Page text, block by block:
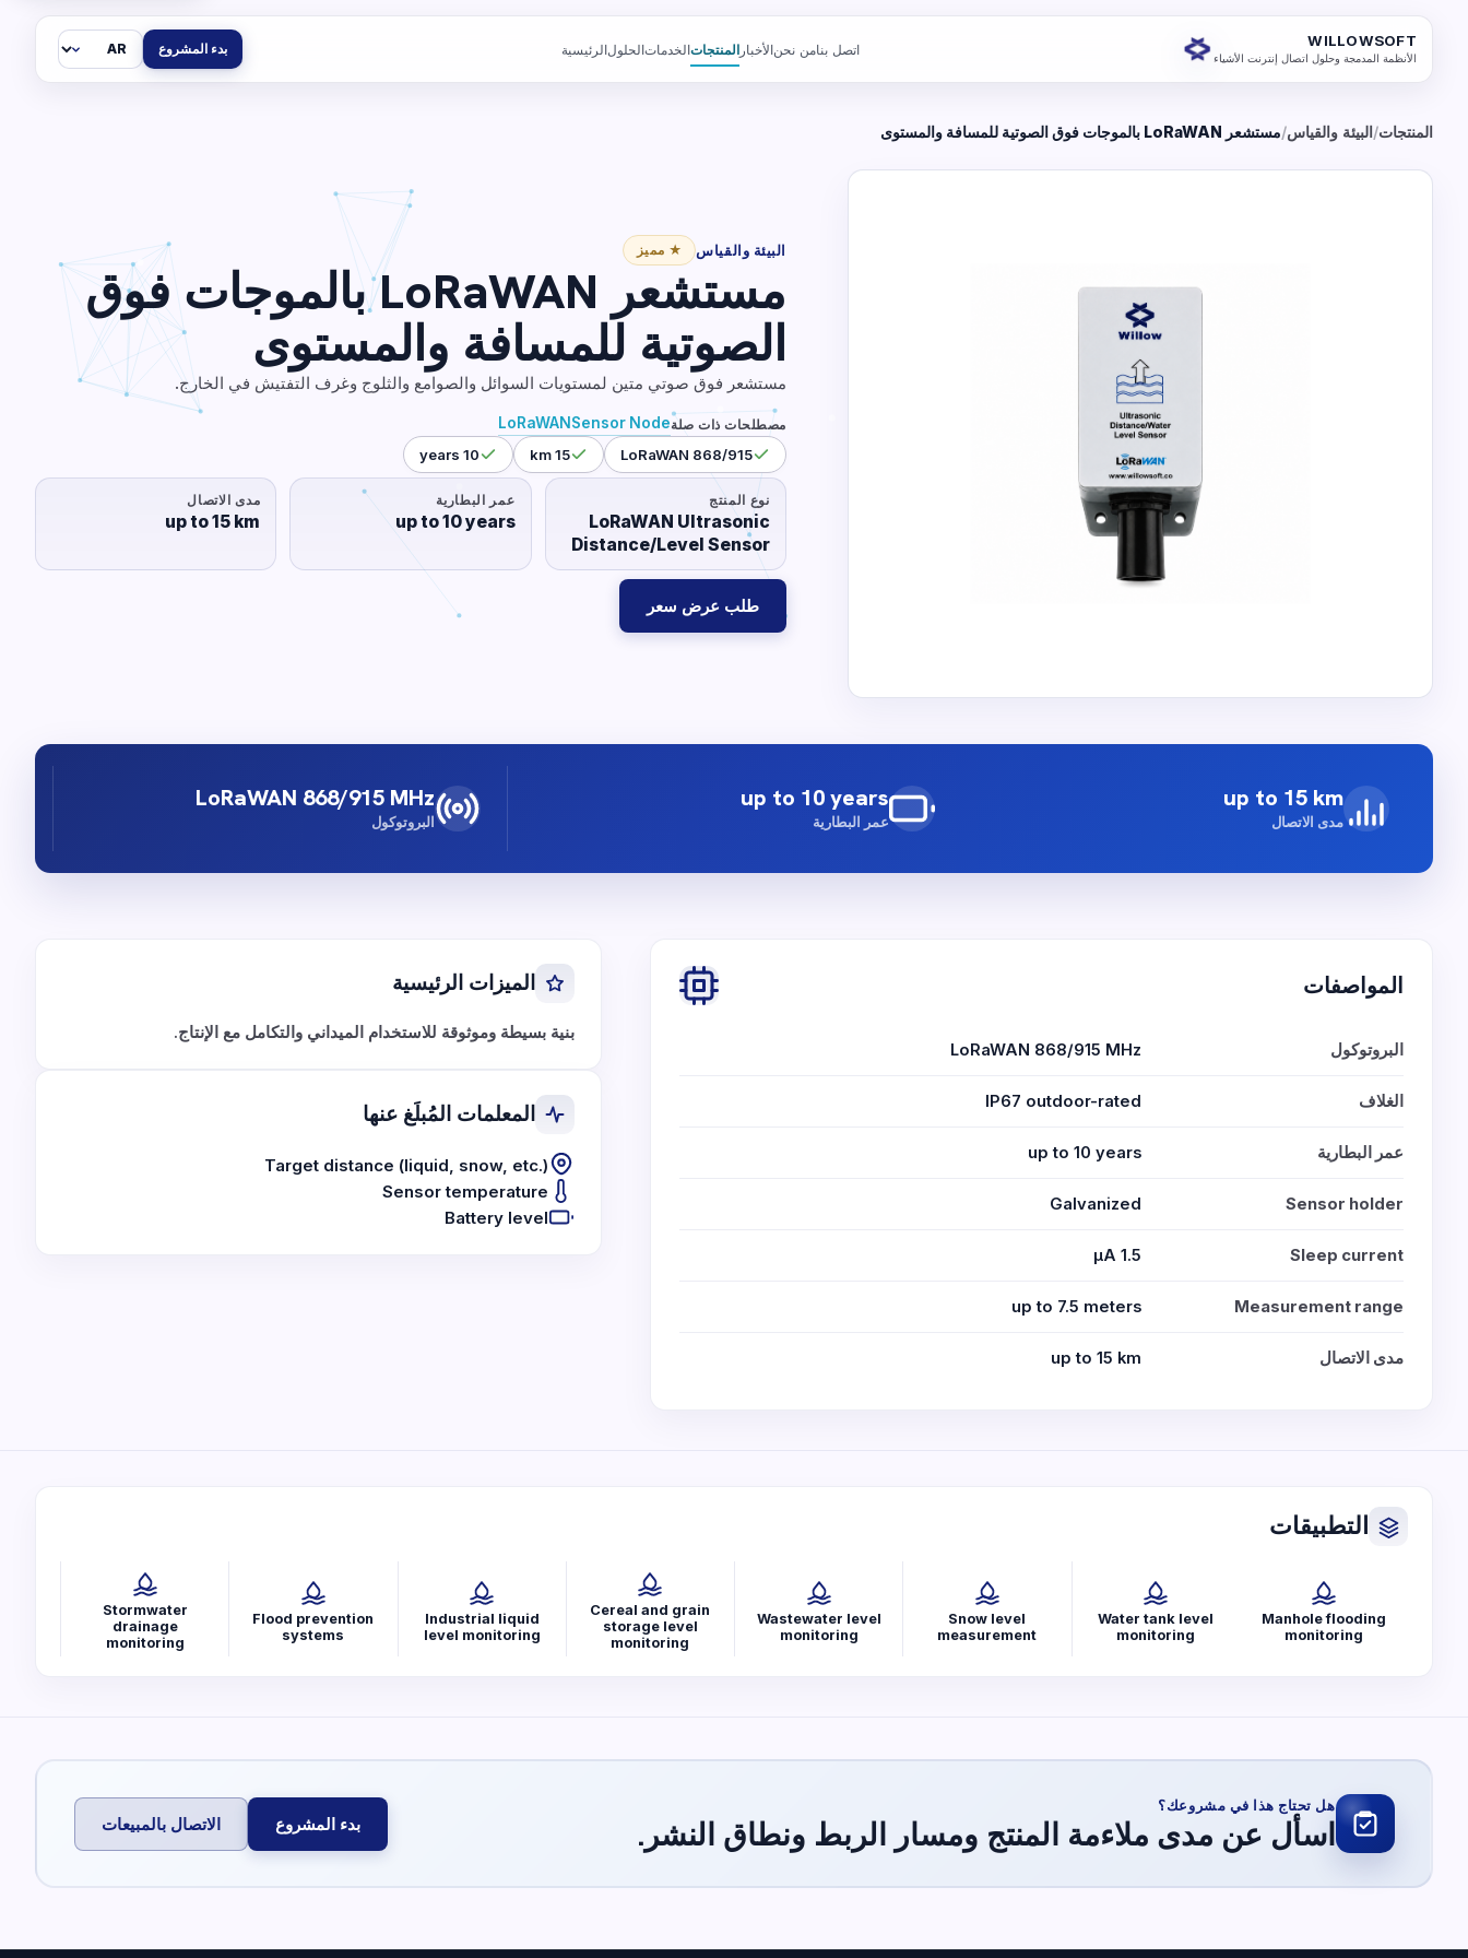
WILLOWSOFT
الأنظمة المدمجة وحلول اتصال إنترنت الأشياء
الرئيسيةالحلولالخدماتالمنتجات الأخبارمن نحناتصل بنا اللغة بدء المشروع
المنتجات/البيئة والقياس/مستشعر LoRaWAN بالموجات فوق الصوتية للمسافة والمستوى
البيئة والقياس ★ مميز
مستشعر LoRaWAN بالموجات فوق
الصوتية للمسافة والمستوى
مستشعر فوق صوتي متين لمستويات السوائل والصوامع والثلوج وغرف التفتيش في الخارج.
مصطلحات ذات صلةSensor Node
LoRaWAN
LoRaWAN 868/915
15 km
10 years
نوع المنتج
LoRaWAN Ultrasonic
Distance/Level Sensor
عمر البطارية
up to 10 years
مدى الاتصال
up to 15 km
طلب عرض سعر
up to 15 km
مدى الاتصال
up to 10 years
عمر البطارية
LoRaWAN 868/915 MHz
البروتوكول
المواصفات
البروتوكول LoRaWAN 868/915 MHz
الغلاف IP67 outdoor-rated
عمر البطارية up to 10 years
Sensor holder
Galvanized
Sleep current
1.5 μA
Measurement range
up to 7.5 meters
مدى الاتصال up to 15 km
الميزات الرئيسية
بنية بسيطة وموثوقة للاستخدام الميداني والتكامل مع الإنتاج.
المعلمات المُبلَغ عنها
Target distance (liquid, snow, etc.)
Sensor temperature
Battery level
التطبيقات
Manhole flooding
monitoring
Water tank level
monitoring
Snow level
measurement
Wastewater level
monitoring
Cereal and grain
storage level
monitoring
Industrial liquid
level monitoring
Flood prevention
systems
Stormwater
drainage
monitoring
هل تحتاج هذا في مشروعك؟
اسأل عن مدى ملاءمة المنتج ومسار الربط ونطاق النشر. بدء المشروع الاتصال بالمبيعات